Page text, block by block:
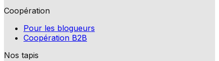
Coopération
Pour les blogueurs
Coopération B2B
Nos tapis